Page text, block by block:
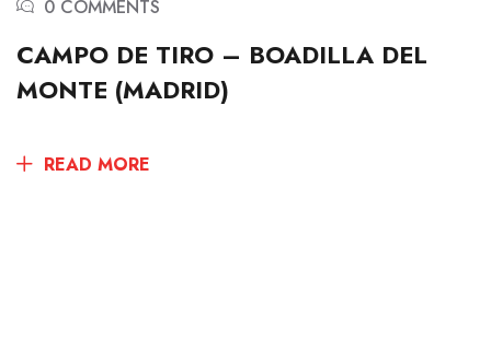
0 COMMENTS
CAMPO DE TIRO – BOADILLA DEL
MONTE (MADRID)
READ MORE